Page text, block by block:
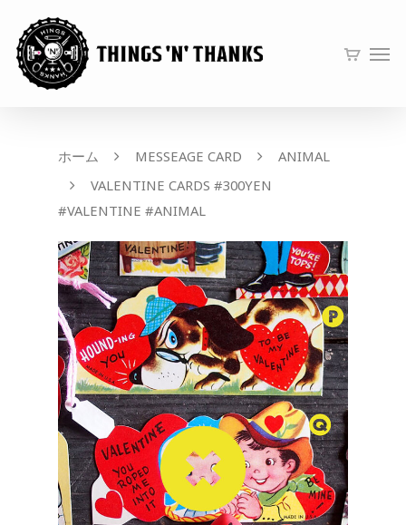
ホーム MESSEAGE CARD
ANIMAL
VALENTINE CARDS #300YEN
#VALENTINE #ANIMAL